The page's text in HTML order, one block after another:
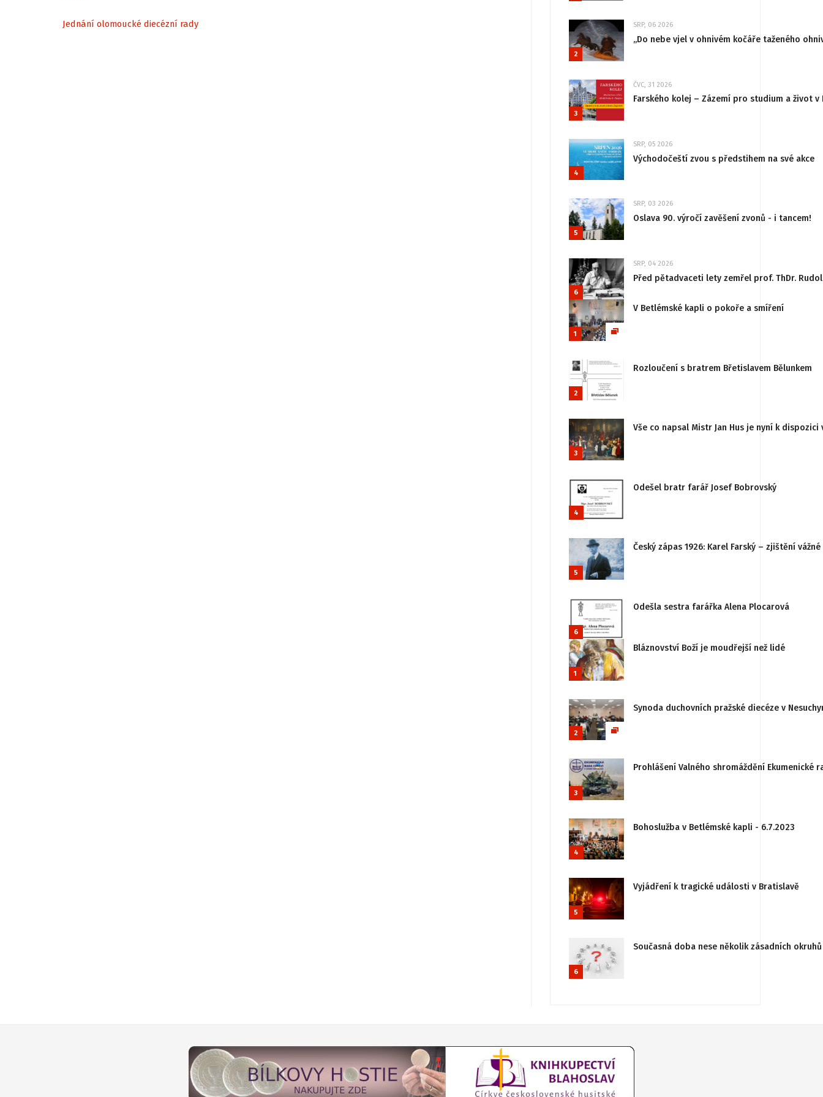
Jednání olomoucké diecézní rady
2
SRP, 06 2026
„Do nebe vjel v ohnivém kočáře taženého
3
ČVC, 31 2026
Farského kolej – Zázemí pro studium a život v
4
SRP, 05 2026
Východočeští zvou s předstihem na své akce
5
SRP, 03 2026
Oslava 90. výročí zavěšení zvonů - i tancem!
6
SRP, 04 2026
Před pětadvaceti lety zemřel prof. ThDr.
1
V Betlémské kapli o pokoře a smíření
2
Rozloučení s bratrem Břetislavem Bělunkem
3
Vše co napsal Mistr Jan Hus je nyní k
4
Odešel bratr farář Josef Bobrovský
5
Český zápas 1926: Karel Farský – zjištění
6
Odešla sestra farářka Alena Plocarová
1
Bláznovství Boží je moudřejší než lidé
2
Synoda duchovních pražské diecéze v
3
Prohlášení Valného shromáždění
4
Bohoslužba v Betlémské kapli - 6.7.2023
5
Vyjádření k tragické události v Bratislavě
6
Současná doba nese několik zásadních